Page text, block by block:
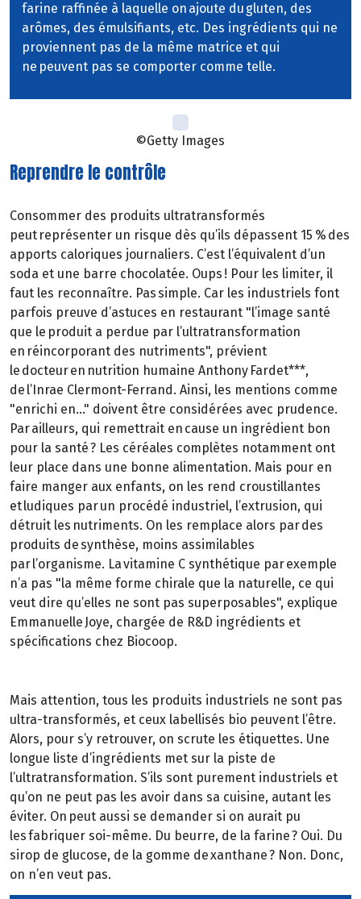
farine raffinée à laquelle on ajoute du gluten, des
arômes, des émulsifiants, etc. Des ingrédients qui ne
proviennent pas de la même matrice et qui
ne peuvent pas se comporter comme telle.
©Getty Images
Reprendre le contrôle
Consommer des produits ultratransformés
peut représenter un risque dès qu’ils dépassent 15 % des
apports caloriques journaliers. C’est l’équivalent d’un
soda et une barre chocolatée. Oups ! Pour les limiter, il
faut les reconnaître. Pas simple. Car les industriels font
parfois preuve d’astuces en restaurant "l’image santé
que le produit a perdue par l’ultratransformation
en réincorporant des nutriments", prévient
le docteur en nutrition humaine Anthony Fardet***,
de l’Inrae Clermont-Ferrand. Ainsi, les mentions comme
"enrichi en…" doivent être considérées avec prudence.
Par ailleurs, qui remettrait en cause un ingrédient bon
pour la santé ? Les céréales complètes notamment ont
leur place dans une bonne alimentation. Mais pour en
faire manger aux enfants, on les rend croustillantes
et ludiques par un procédé industriel, l’extrusion, qui
détruit les nutriments. On les remplace alors par des
produits de synthèse, moins assimilables
par l’organisme. La vitamine C synthétique par exemple
n’a pas "la même forme chirale que la naturelle, ce qui
veut dire qu’elles ne sont pas superposables", explique
Emmanuelle Joye, chargée de R&D ingrédients et
spécifications chez Biocoop.
Mais attention, tous les produits industriels ne sont pas
ultra-transformés, et ceux labellisés bio peuvent l’être.
Alors, pour s’y retrouver, on scrute les étiquettes. Une
longue liste d’ingrédients met sur la piste de
l’ultratransformation. S’ils sont purement industriels et
qu’on ne peut pas les avoir dans sa cuisine, autant les
éviter. On peut aussi se demander si on aurait pu
les fabriquer soi-même. Du beurre, de la farine ? Oui. Du
sirop de glucose, de la gomme de xanthane ? Non. Donc,
on n’en veut pas.